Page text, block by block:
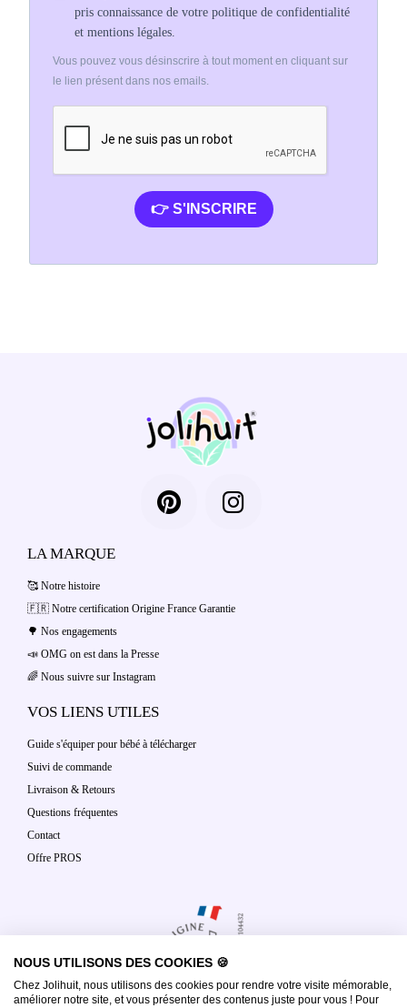
pris connaissance de votre politique de confidentialité
et mentions légales.
Vous pouvez vous désinscrire à tout moment en cliquant sur
le lien présent dans nos emails.
👉 S'INSCRIRE
LA MARQUE
🥰 Notre histoire
🇫🇷 Notre certification Origine France Garantie
🌳 Nos engagements
📣 OMG on est dans la Presse
🌈 Nous suivre sur Instagram
VOS LIENS UTILES
Guide s'équiper pour bébé à télécharger
Suivi de commande
Livraison & Retours
Questions fréquentes
Contact
Offre PROS
NOUS UTILISONS DES COOKIES 🍪
Chez Jolihuit, nous utilisons des cookies pour rendre votre visite mémorable,
améliorer notre site, et vous présenter des contenus juste pour vous ! Pour